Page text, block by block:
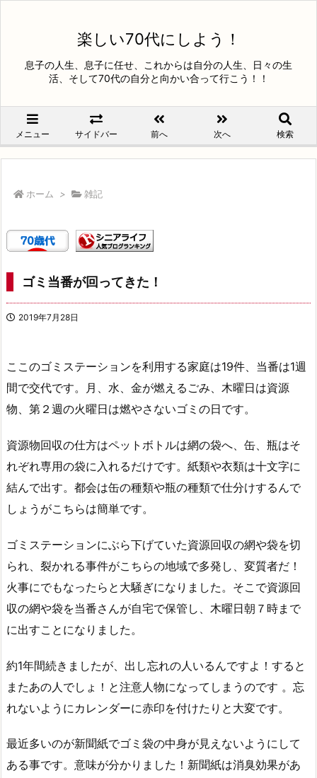
楽しい70代にしよう！
息子の人生、息子に任せ、これからは自分の人生、日々の生
活、そして70代の自分と向かい合って行こう！！
メニュー サイドバー 前へ 次へ 検索
ホーム > 雑記
ゴミ当番が回ってきた！
2019年7月28日
ここのゴミステーションを利用する家庭は19件、当番は1週
間で交代です。月、水、金が燃えるごみ、木曜日は資源
物、第２週の火曜日は燃やさないゴミの日です。
資源物回収の仕方はペットボトルは網の袋へ、缶、瓶はそ
れぞれ専用の袋に入れるだけです。紙類や衣類は十文字に
結んで出す。都会は缶の種類や瓶の種類で仕分けするんで
しょうがこちらは簡単です。
ゴミステーションにぶら下げていた資源回収の網や袋を切
られ、裂かれる事件がこちらの地域で多発し、変質者だ！
火事にでもなったらと大騒ぎになりました。そこで資源回
収の網や袋を当番さんが自宅で保管し、木曜日朝７時まで
に出すことになりました。
約1年間続きましたが、出し忘れの人いるんですよ！すると
またあの人でしょ！と注意人物になってしまうのです 。忘
れないようにカレンダーに赤印を付けたりと大変です。
最近多いのが新聞紙でゴミ袋の中身が見えないようにして
ある事です。意味が分かりました！新聞紙は消臭効果があ